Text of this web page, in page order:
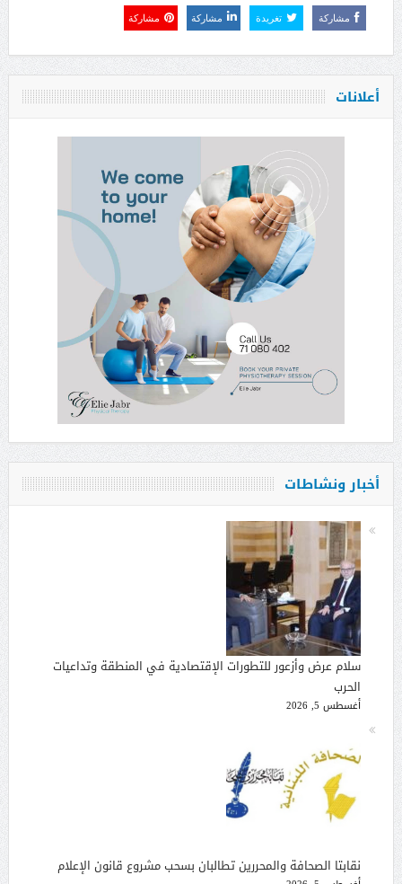
مشاركة تغريدة مشاركة مشاركة
أعلانات
أخبار ونشاطات
سلام عرض وأزعور للتطورات الإقتصادية في المنطقة وتداعيات
الحرب
أغسطس 5, 2026
نقابتا الصحافة والمحررين تطالبان بسحب مشروع قانون الإعلام